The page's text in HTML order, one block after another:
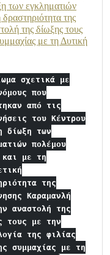
των εγκληματιών
της
της δίωξης τους
με τη Δυτική
σχετικά με
που
από τις
του Κέντρου
δίωξη των
πολέμου
και με τη
της
Καραμανλή
αναστολή της
τους με την
της φιλίας
συμμαχίας με τη